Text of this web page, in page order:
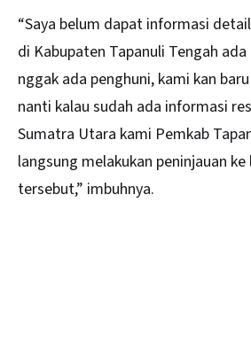
“Saya belum dapat informasi
di Kabupaten Tapanuli Tengah ada
nggak ada penghuni, kami kan
nanti kalau sudah ada informasi
Sumatra Utara kami Pemkab
langsung melakukan peninjauan ke
tersebut,” imbuhnya.